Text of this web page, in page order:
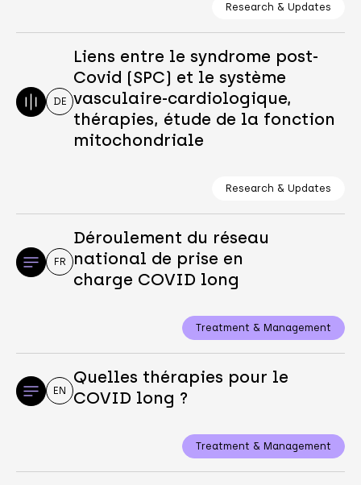
Research & Updates
DE
Liens entre le syndrome post-
Covid (SPC) et le système
vasculaire-cardiologique,
thérapies, étude de la fonction
mitochondriale
Research & Updates
FR
Déroulement du réseau
national de prise en
charge COVID long
Treatment & Management
EN
Quelles thérapies pour le
COVID long ?
Treatment & Management